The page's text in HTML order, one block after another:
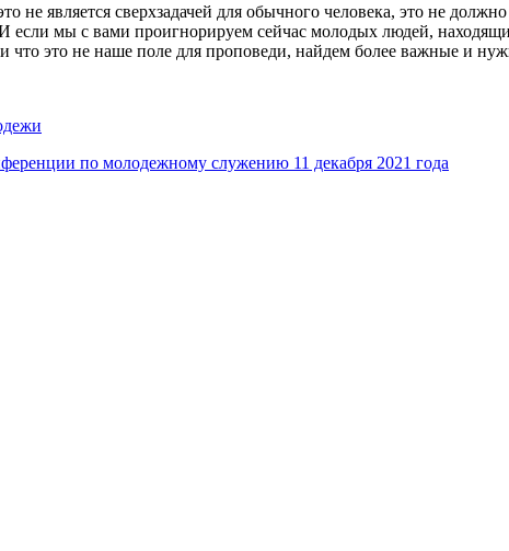
не является сверхзадачей для обычного человека, это не
если мы с вами проигнорируем сейчас молодых людей,
что это не наше поле для проповеди, найдем более важные и
по молодежному служению 11 декабря 2021 года